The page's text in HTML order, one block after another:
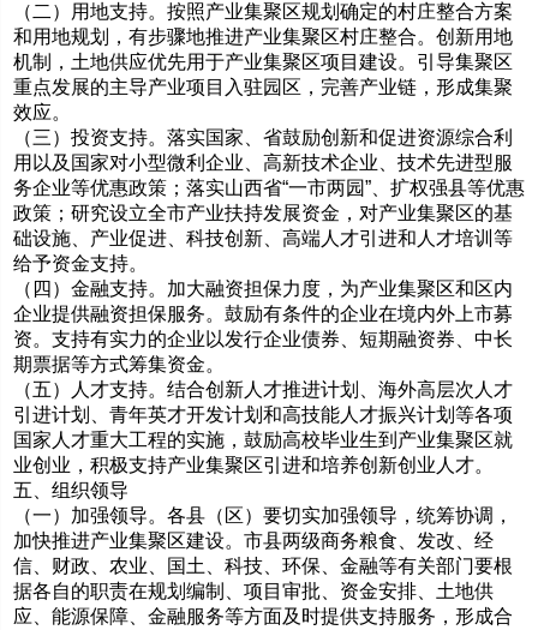
（二）用地支持。按照产业集聚区规划确定的村庄整合方案
和用地规划，有步骤地推进产业集聚区村庄整合。创新用地
机制，土地供应优先用于产业集聚区项目建设。引导集聚区
重点发展的主导产业项目入驻园区，完善产业链，形成集聚
效应。
（三）投资支持。落实国家、省鼓励创新和促进资源综合利
用以及国家对小型微利企业、高新技术企业、技术先进型服
务企业等优惠政策；落实山西省“一市两园”、扩权强县等优惠
政策；研究设立全市产业扶持发展资金，对产业集聚区的基
础设施、产业促进、科技创新、高端人才引进和人才培训等
给予资金支持。
（四）金融支持。加大融资担保力度，为产业集聚区和区内
企业提供融资担保服务。鼓励有条件的企业在境内外上市募
资。支持有实力的企业以发行企业债券、短期融资券、中长
期票据等方式筹集资金。
（五）人才支持。结合创新人才推进计划、海外高层次人才
引进计划、青年英才开发计划和高技能人才振兴计划等各项
国家人才重大工程的实施，鼓励高校毕业生到产业集聚区就
业创业，积极支持产业集聚区引进和培养创新创业人才。
五、组织领导
（一）加强领导。各县（区）要切实加强领导，统筹协调，
加快推进产业集聚区建设。市县两级商务粮食、发改、经
信、财政、农业、国土、科技、环保、金融等有关部门要根
据各自的职责在规划编制、项目审批、资金安排、土地供
应、能源保障、金融服务等方面及时提供支持服务，形成合